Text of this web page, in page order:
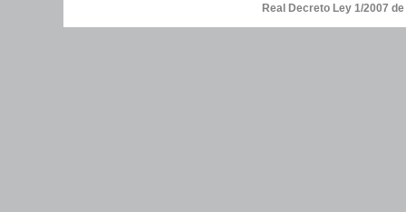
Real Decreto Ley 1/2007